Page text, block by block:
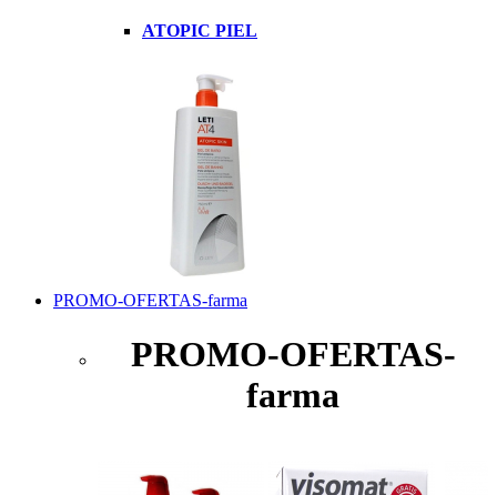
ATOPIC PIEL
PROMO-OFERTAS-farma
PROMO-OFERTAS-
farma